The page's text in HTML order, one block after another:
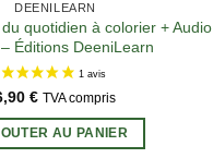
DEENILEARN
quotidien à colorier + Audio
Éditions DeeniLearn
€ TVA compris
AU PANIER